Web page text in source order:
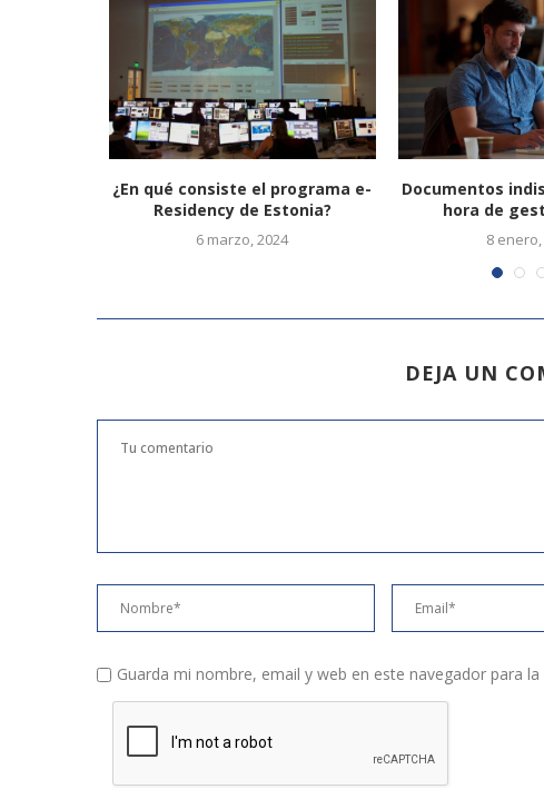
¿En qué consiste el programa e-
Residency de Estonia?
6 marzo, 2024
Documentos
hora de
8 enero,
DEJA UN
Guarda mi nombre, email y web en este navegador para